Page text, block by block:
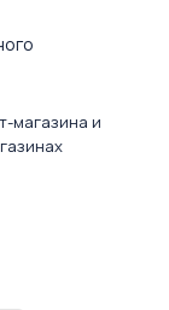
магазина и